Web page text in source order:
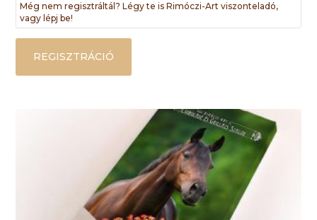
Még nem regisztráltál? Légy te is Rimóczi-Art viszonteladó,
vagy lépj be!
REGISZTRÁCIÓ